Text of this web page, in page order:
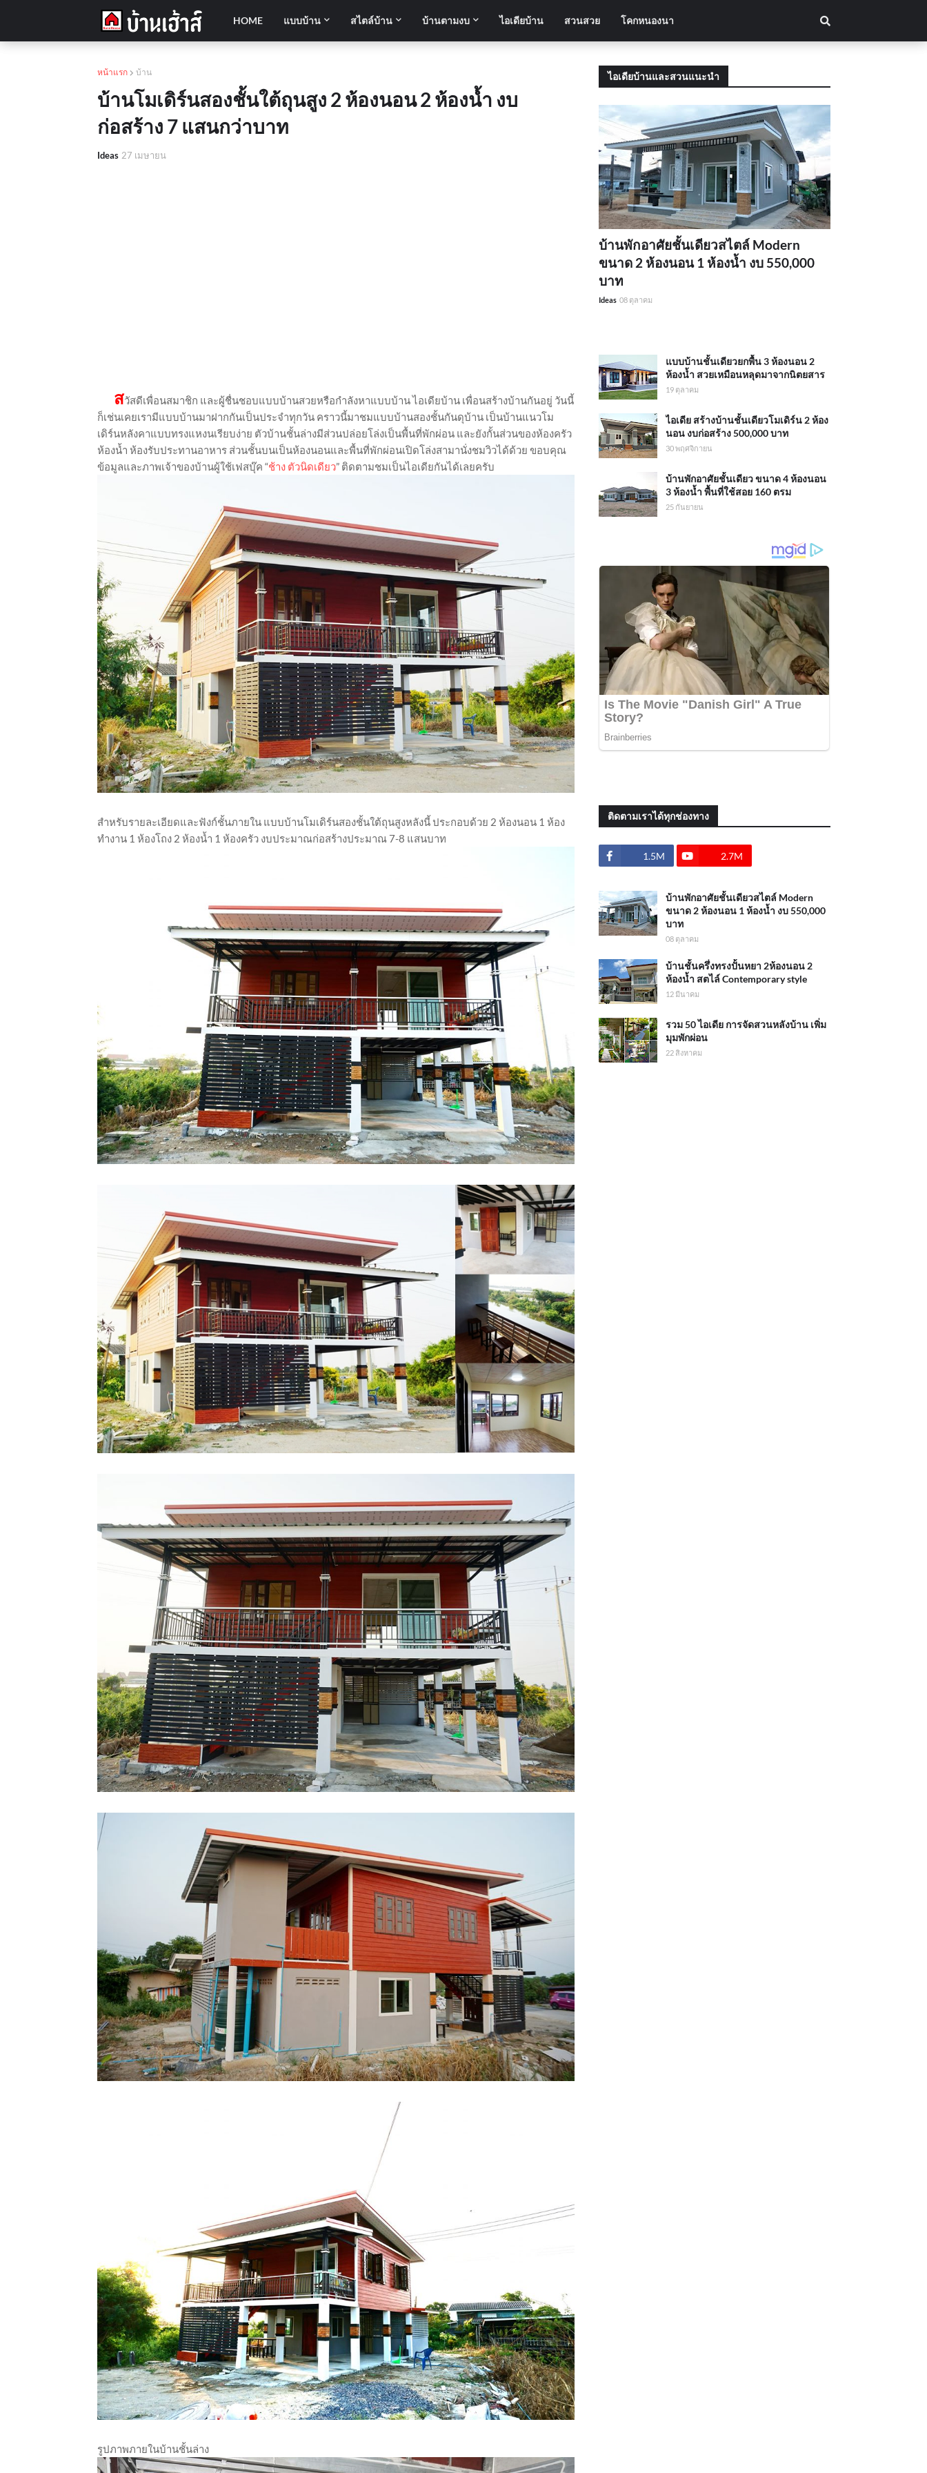
HOME แบบบ้าน สไตล์บ้าน บ้านตามงบ ไอเดียบ้าน สวนสวย โคกหนองนา
หน้าแรก บ้าน
บ้านโมเดิร์นสองชั้นใต้ถุนสูง 2 ห้องนอน 2 ห้องน้ำ งบ
ก่อสร้าง 7 แสนกว่าบาท
Ideas 27 เมษายน
สวัสดีเพื่อนสมาชิก และผู้ชื่นชอบแบบบ้านสวยหรือกำลังหาแบบบ้าน ไอเดียบ้าน เพื่อนสร้างบ้านกันอยู่ วันนี้
ก็เช่นเคยเรามีแบบบ้านมาฝากกันเป็นประจำทุกวัน คราวนี้มาชมแบบบ้านสองชั้นกันดุบ้าน เป็นบ้านแนวโม
เดิร์นหลังคาแบบทรงแหงนเรียบง่าย ตัวบ้านชั้นล่างมีส่วนปล่อยโล่งเป็นพื้นที่พักผ่อน และยังกั้นส่วนของห้องครัว
ห้องน้ำ ห้องรับประทานอาหาร ส่วนชั้นบนเป็นห้องนอนและพื้นที่พักผ่อนเปิดโล่งสามานั่งชมวิวได้ด้วย ขอบคุณ
ข้อมูลและภาพเจ้าของบ้านผู้ใช้เฟสบุ๊ค “ช้าง ตัวนิดเดียว” ติดตามชมเป็นไอเดียกันได้เลยครับ
สำหรับรายละเอียดและฟังก์ชั้นภายใน แบบบ้านโมเดิร์นสองชั้นใต้ถุนสูงหลังนี้ ประกอบด้วย 2 ห้องนอน 1 ห้อง
ทำงาน 1 ห้องโถง 2 ห้องน้ำ 1 ห้องครัว งบประมาณก่อสร้างประมาณ 7-8 แสนบาท
รูปภาพภายในบ้านชั้นล่าง
ไอเดียบ้านและสวนแนะนำ
บ้านพักอาศัยชั้นเดียวสไตล์ Modern
ขนาด 2 ห้องนอน 1 ห้องน้ำ งบ 550,000
บาท
Ideas 08 ตุลาคม
แบบบ้านชั้นเดียวยกพื้น 3 ห้องนอน 2
ห้องน้ำ สวยเหมือนหลุดมาจากนิตยสาร
19 ตุลาคม
ไอเดีย สร้างบ้านชั้นเดียวโมเดิร์น 2 ห้อง
นอน งบก่อสร้าง 500,000 บาท
30 พฤศจิกายน
บ้านพักอาศัยชั้นเดียว ขนาด 4 ห้องนอน
3 ห้องน้ำ พื้นที่ใช้สอย 160 ตรม
25 กันยายน
ติดตามเราได้ทุกช่องทาง
1.5M 2.7M
บ้านพักอาศัยชั้นเดียวสไตล์ Modern
ขนาด 2 ห้องนอน 1 ห้องน้ำ งบ 550,000
บาท
08 ตุลาคม
บ้านชั้นครึ่งทรงปั้นหยา 2ห้องนอน 2
ห้องน้ำ สตไล์ Contemporary style
12 มีนาคม
รวม 50 ไอเดีย การจัดสวนหลังบ้าน เพิ่ม
มุมพักผ่อน
22 สิงหาคม